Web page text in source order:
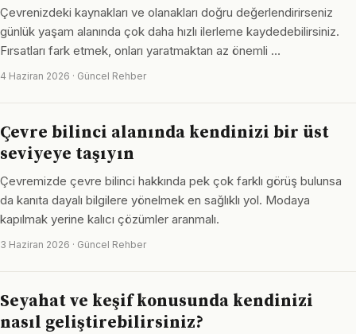
Çevrenizdeki kaynakları ve olanakları doğru değerlendirirseniz
günlük yaşam alanında çok daha hızlı ilerleme kaydedebilirsiniz.
Fırsatları fark etmek, onları yaratmaktan az önemli …
4 Haziran 2026 · Güncel Rehber
Çevre bilinci alanında kendinizi bir üst
seviyeye taşıyın
Çevremizde çevre bilinci hakkında pek çok farklı görüş bulunsa
da kanıta dayalı bilgilere yönelmek en sağlıklı yol. Modaya
kapılmak yerine kalıcı çözümler aranmalı.
3 Haziran 2026 · Güncel Rehber
Seyahat ve keşif konusunda kendinizi
nasıl geliştirebilirsiniz?